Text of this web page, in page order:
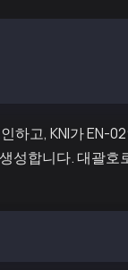
하고, KNI가 EN-
성합니다. 대괄호